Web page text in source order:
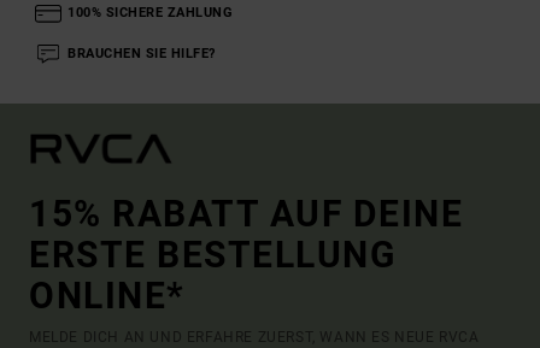
100% SICHERE ZAHLUNG
BRAUCHEN SIE HILFE?
15% RABATT AUF DEINE
ERSTE BESTELLUNG
ONLINE*
MELDE DICH AN UND ERFAHRE ZUERST, WANN ES NEUE RVCA